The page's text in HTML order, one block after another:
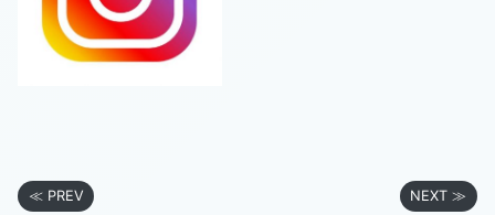
≪ PREV NEXT ≫